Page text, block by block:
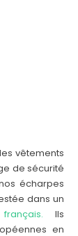
vêtements
de sécurité
écharpes
dans un
Ils
en